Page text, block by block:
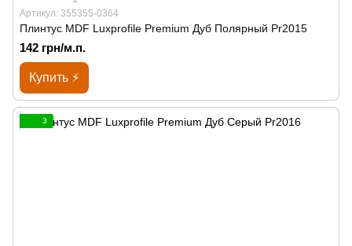
Артикул: 355355-0364
Плинтус MDF Luxprofile Premium Дуб Полярный Pr2015
142 грн/м.п.
Купить ⚡
3